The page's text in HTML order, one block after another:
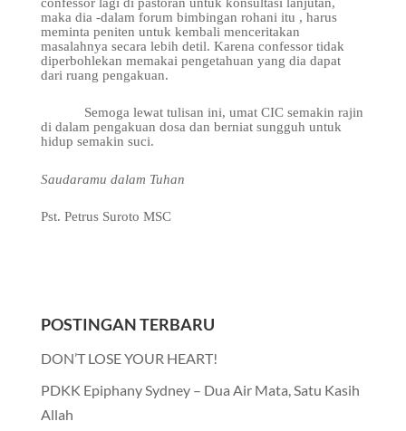
maka dia -dalam forum bimbingan rohani itu , harus
meminta peniten untuk kembali menceritakan
masalahnya secara lebih detil. Karena confessor tidak
diperbohlekan memakai pengetahuan yang dia dapat
dari ruang pengakuan.
Semoga lewat tulisan ini, umat CIC semakin rajin
di dalam pengakuan dosa dan berniat sungguh untuk
hidup semakin suci.
Saudaramu dalam Tuhan
Pst. Petrus Suroto MSC
POSTINGAN TERBARU
DON’T LOSE YOUR HEART!
PDKK Epiphany Sydney – Dua Air Mata, Satu Kasih
Allah